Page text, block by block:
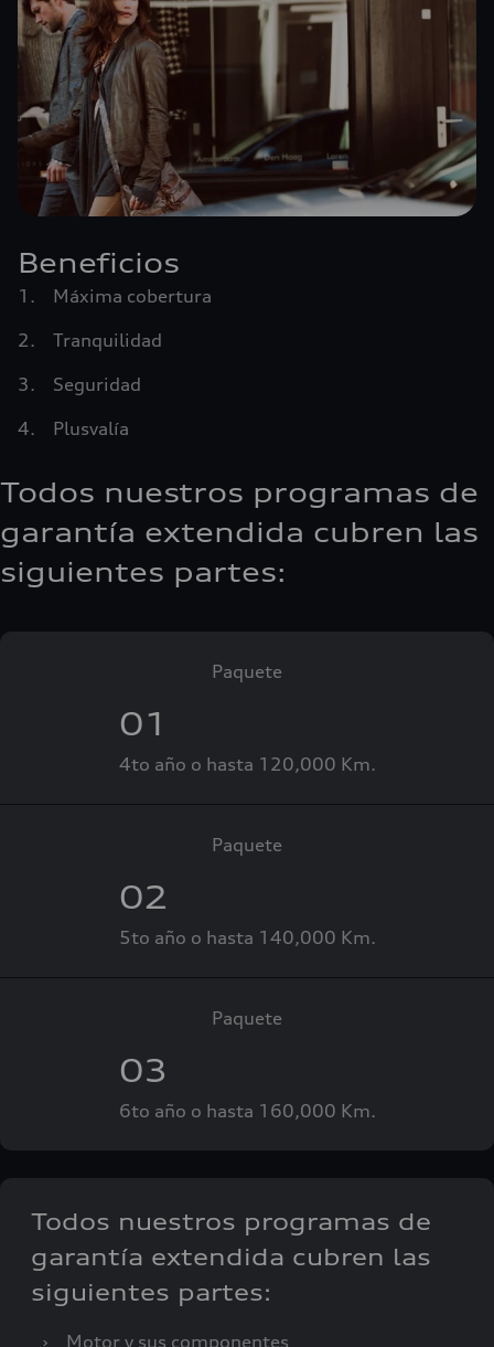
Beneficios
Máxima cobertura
Tranquilidad
Seguridad
Plusvalía
Todos nuestros programas de
garantía extendida cubren las
siguientes partes:
Paquete
01
4to año o hasta 120,000 Km.
Paquete
02
5to año o hasta 140,000 Km.
Paquete
03
6to año o hasta 160,000 Km.
Todos nuestros programas de
garantía extendida cubren las
siguientes partes:
› Motor y sus componentes